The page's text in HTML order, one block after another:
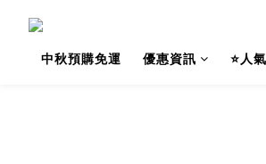
中秋預購免運 優惠資訊 ⭐人